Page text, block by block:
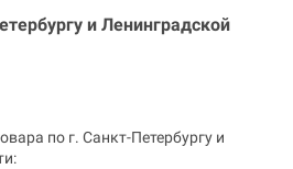
и Ленинградской
по г. Санкт-Петербургу и